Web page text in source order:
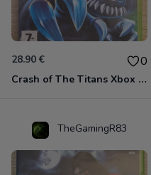
28.90 € 0
Crash of The Titans Xbox 360
TheGamingR83